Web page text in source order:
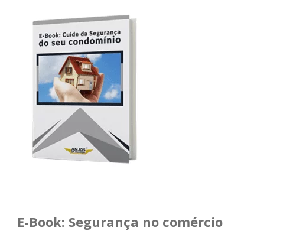
E-Book: Segurança no comércio